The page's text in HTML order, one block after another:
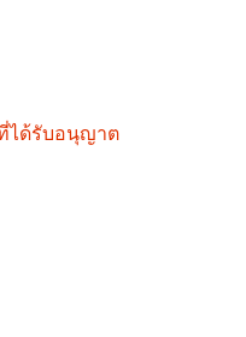
ได้รับอนุญาต